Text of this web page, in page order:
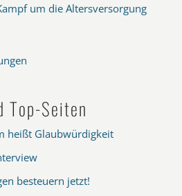
um die Altersversorgung
Top-Seiten
heißt Glaubwürdigkeit
besteuern jetzt!